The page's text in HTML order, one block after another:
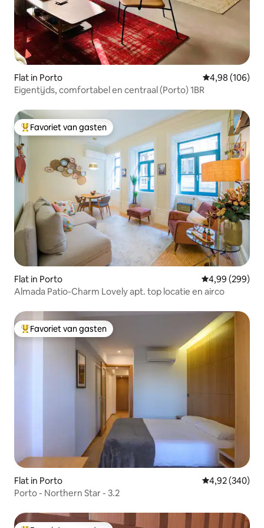
Flat in Porto Gemiddelde
4,98 (106)
Eigentijds, comfortabel en centraal (Porto) 1BR
Topfavoriet van gasten
Favoriet van gasten
Flat in Porto Gemiddelde
4,99 (299)
Almada Patio-Charm Lovely apt. top locatie en airco
Topfavoriet van gasten
Favoriet van gasten
Flat in Porto Gemiddelde
4,92 (340)
Porto - Northern Star - 3.2